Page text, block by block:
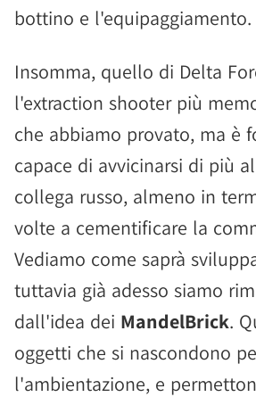
bottino e l'equipaggiamento.
Insomma, quello di Delta
l'extraction shooter più
che abbiamo provato, ma è
capace di avvicinarsi di più
collega russo, almeno in
volte a cementificare la
Vediamo come saprà
tuttavia già adesso siamo
dall'idea dei MandelBrick.
oggetti che si nascondono
l'ambientazione, e